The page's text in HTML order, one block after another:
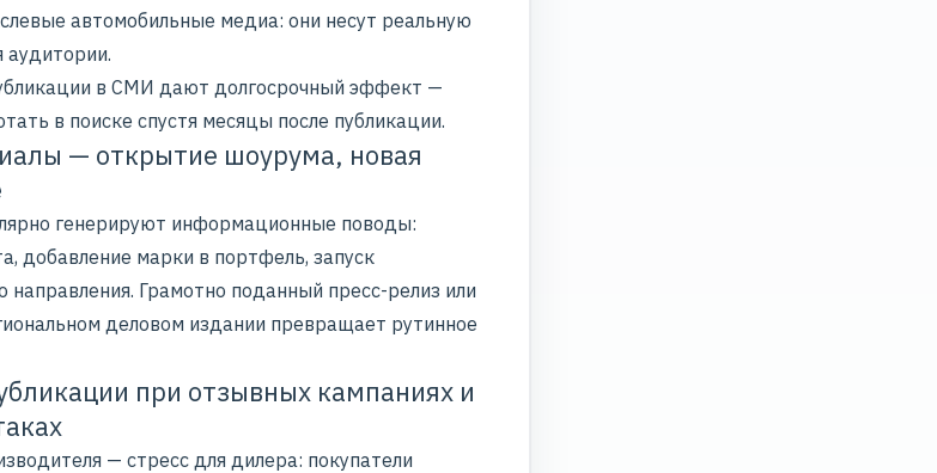
автомобильные медиа: они несут реальную
аудитории.
в СМИ дают долгосрочный эффект —
в поиске спустя месяцы после публикации.
— открытие шоурума, новая
генерируют информационные поводы:
добавление марки в портфель, запуск
направления. Грамотно поданный пресс-релиз или
деловом издании превращает рутинное
при отзывных кампаниях и
— стресс для дилера: покупатели